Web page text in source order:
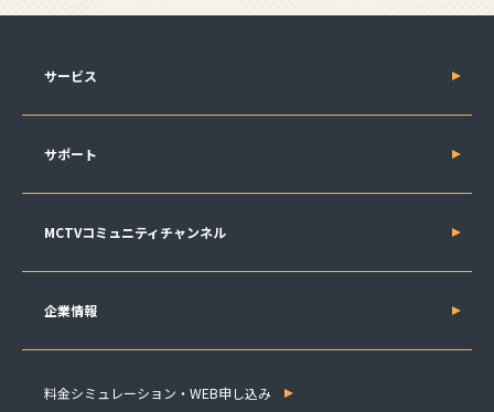
サービス
サポート
MCTVコミュニティチャンネル
企業情報
料金シミュレーション・WEB申し込み